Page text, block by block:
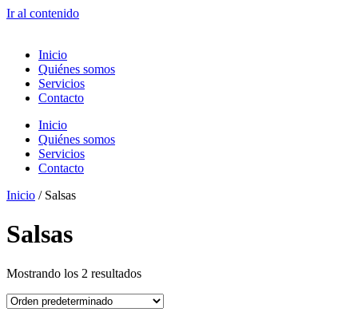
Ir al contenido
Inicio
Quiénes somos
Servicios
Contacto
Inicio
Quiénes somos
Servicios
Contacto
Inicio / Salsas
Salsas
Mostrando los 2 resultados